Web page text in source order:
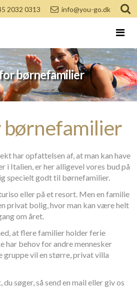
2032 0313 info@you-go.dk
børnefamilier
børnefamilier
har opfattelsen af, at man kan have
i Italien, er her alligevel vores bud på
specielt godt til børnefamilier.
eller på et resort. Men en familie
privat bolig, hvor man kan være helt
om året.
at flere familier holder ferie
har behov for andre mennesker
gruppe vil en større, privat villa
søger, så send en mail eller giv os